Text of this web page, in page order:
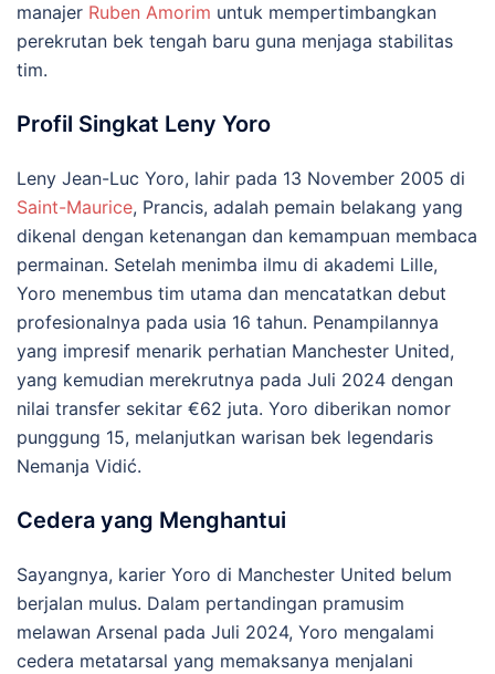
manajer Ruben Amorim untuk mempertimbangkan
perekrutan bek tengah baru guna menjaga stabilitas
tim.
Profil Singkat Leny Yoro
Leny Jean-Luc Yoro, lahir pada 13 November 2005 di
Saint-Maurice, Prancis, adalah pemain belakang yang
dikenal dengan ketenangan dan kemampuan membaca
permainan. Setelah menimba ilmu di akademi Lille,
Yoro menembus tim utama dan mencatatkan debut
profesionalnya pada usia 16 tahun. Penampilannya
yang impresif menarik perhatian Manchester United,
yang kemudian merekrutnya pada Juli 2024 dengan
nilai transfer sekitar €62 juta. Yoro diberikan nomor
punggung 15, melanjutkan warisan bek legendaris
Nemanja Vidić.
Cedera yang Menghantui
Sayangnya, karier Yoro di Manchester United belum
berjalan mulus. Dalam pertandingan pramusim
melawan Arsenal pada Juli 2024, Yoro mengalami
cedera metatarsal yang memaksanya menjalani